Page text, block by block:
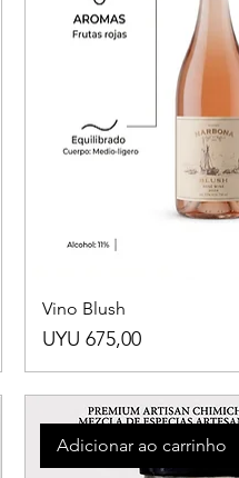
Vino Blush
Preço
UYU 675,00
Adicionar ao carrinho